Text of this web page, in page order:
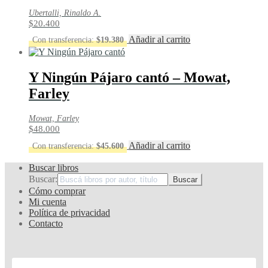
Ubertalli, Rinaldo A.
$20.400
Con transferencia:$19.380 Añadir al carrito
Y Ningún Pájaro cantó – Mowat,
Farley
Mowat, Farley
$48.000
Con transferencia:$45.600 Añadir al carrito
Buscar libros
Buscar:
Cómo comprar
Mi cuenta
Política de privacidad
Contacto